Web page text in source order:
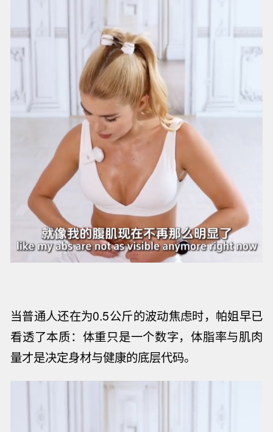
当普通人还在为0.5公斤的波动焦虑时，帕姐早已
看透了本质：体重只是一个数字，体脂率与肌肉
量才是决定身材与健康的底层代码。